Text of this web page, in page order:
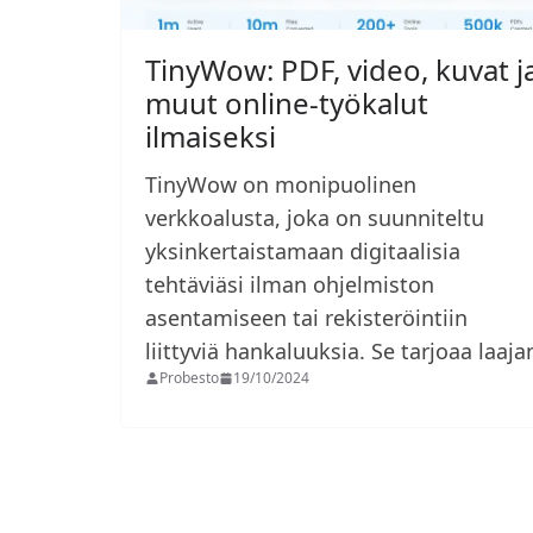
TinyWow: PDF, video, kuvat
muut online-työkalut
ilmaiseksi
TinyWow on monipuolinen
verkkoalusta, joka on suunniteltu
yksinkertaistamaan digitaalisia
tehtäviäsi ilman ohjelmiston
asentamiseen tai rekisteröintiin
liittyviä hankaluuksia. Se tarjoaa
Probesto 19/10/2024